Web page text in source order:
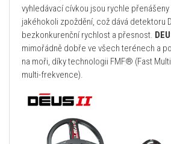
vyhledávací cívkou jsou rychle
jakéhokoli zpoždění, což dává detektoru
bezkonkurenční rychlost a přesnost.
mimořádně dobře ve všech terénech a
na moři, díky technologii FMF® (Fast
multi-frekvence).